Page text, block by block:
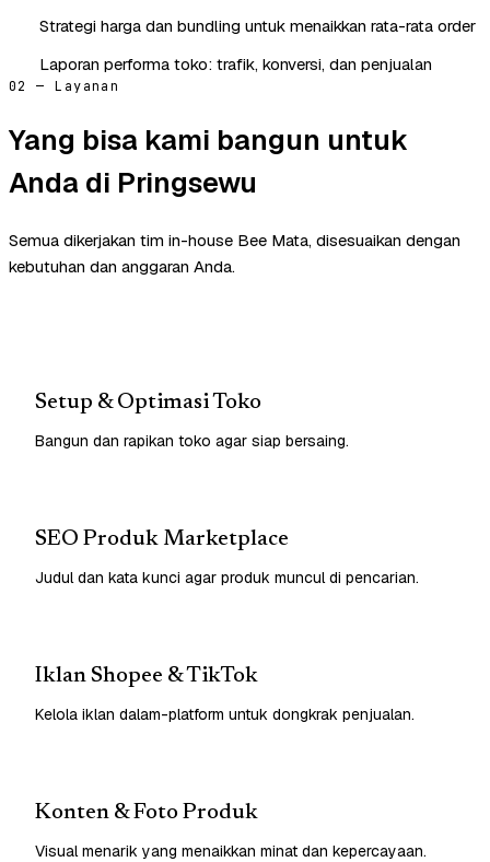
Strategi harga dan bundling untuk menaikkan rata-rata order
Laporan performa toko: trafik, konversi, dan penjualan
02 — Layanan
Yang bisa kami bangun untuk
Anda di Pringsewu
Semua dikerjakan tim in-house Bee Mata, disesuaikan dengan
kebutuhan dan anggaran Anda.
Setup & Optimasi Toko
Bangun dan rapikan toko agar siap bersaing.
SEO Produk Marketplace
Judul dan kata kunci agar produk muncul di pencarian.
Iklan Shopee & TikTok
Kelola iklan dalam-platform untuk dongkrak penjualan.
Konten & Foto Produk
Visual menarik yang menaikkan minat dan kepercayaan.